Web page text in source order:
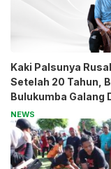
Kaki Palsunya
Setelah 20 Tahun,
Bulukumba Galang
untuk Pak Pardi
NEWS